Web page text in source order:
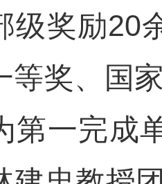
级奖励20
等奖、国
第一完成